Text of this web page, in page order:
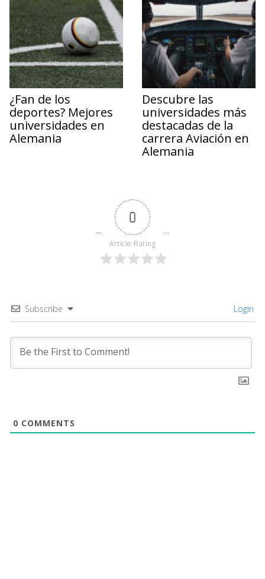
¿Fan de los
deportes? Mejores
universidades en
Alemania
Descubre las
universidades más
destacadas de la
carrera Aviación en
Alemania
0
Article Rating
Subscribe Login
0 COMMENTS